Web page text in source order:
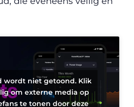
wordt niet getoond. Klik
om externe media op
te tonen door deze